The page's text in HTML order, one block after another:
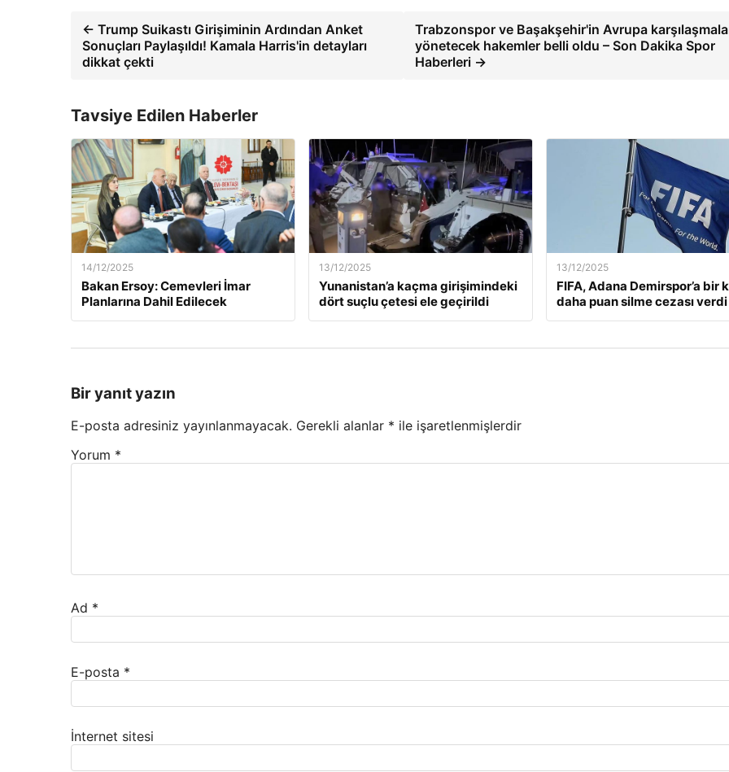
← Trump Suikastı Girişiminin Ardından Anket
Sonuçları Paylaşıldı! Kamala Harris'in detayları
dikkat çekti
Trabzonspor ve Başakşehir'in Avrupa
yönetecek hakemler belli oldu – Son Dakika Spor
Haberleri →
Tavsiye Edilen Haberler
14/12/2025
Bakan Ersoy: Cemevleri İmar
Planlarına Dahil Edilecek
13/12/2025
Yunanistan’a kaçma girişimindeki
dört suçlu çetesi ele geçirildi
13/12/2025
FIFA, Adana Demirspor’a bir
daha puan silme cezası verdi
Bir yanıt yazın
E-posta adresiniz yayınlanmayacak. Gerekli alanlar * ile işaretlenmişlerdir
Yorum *
Ad *
E-posta *
İnternet sitesi